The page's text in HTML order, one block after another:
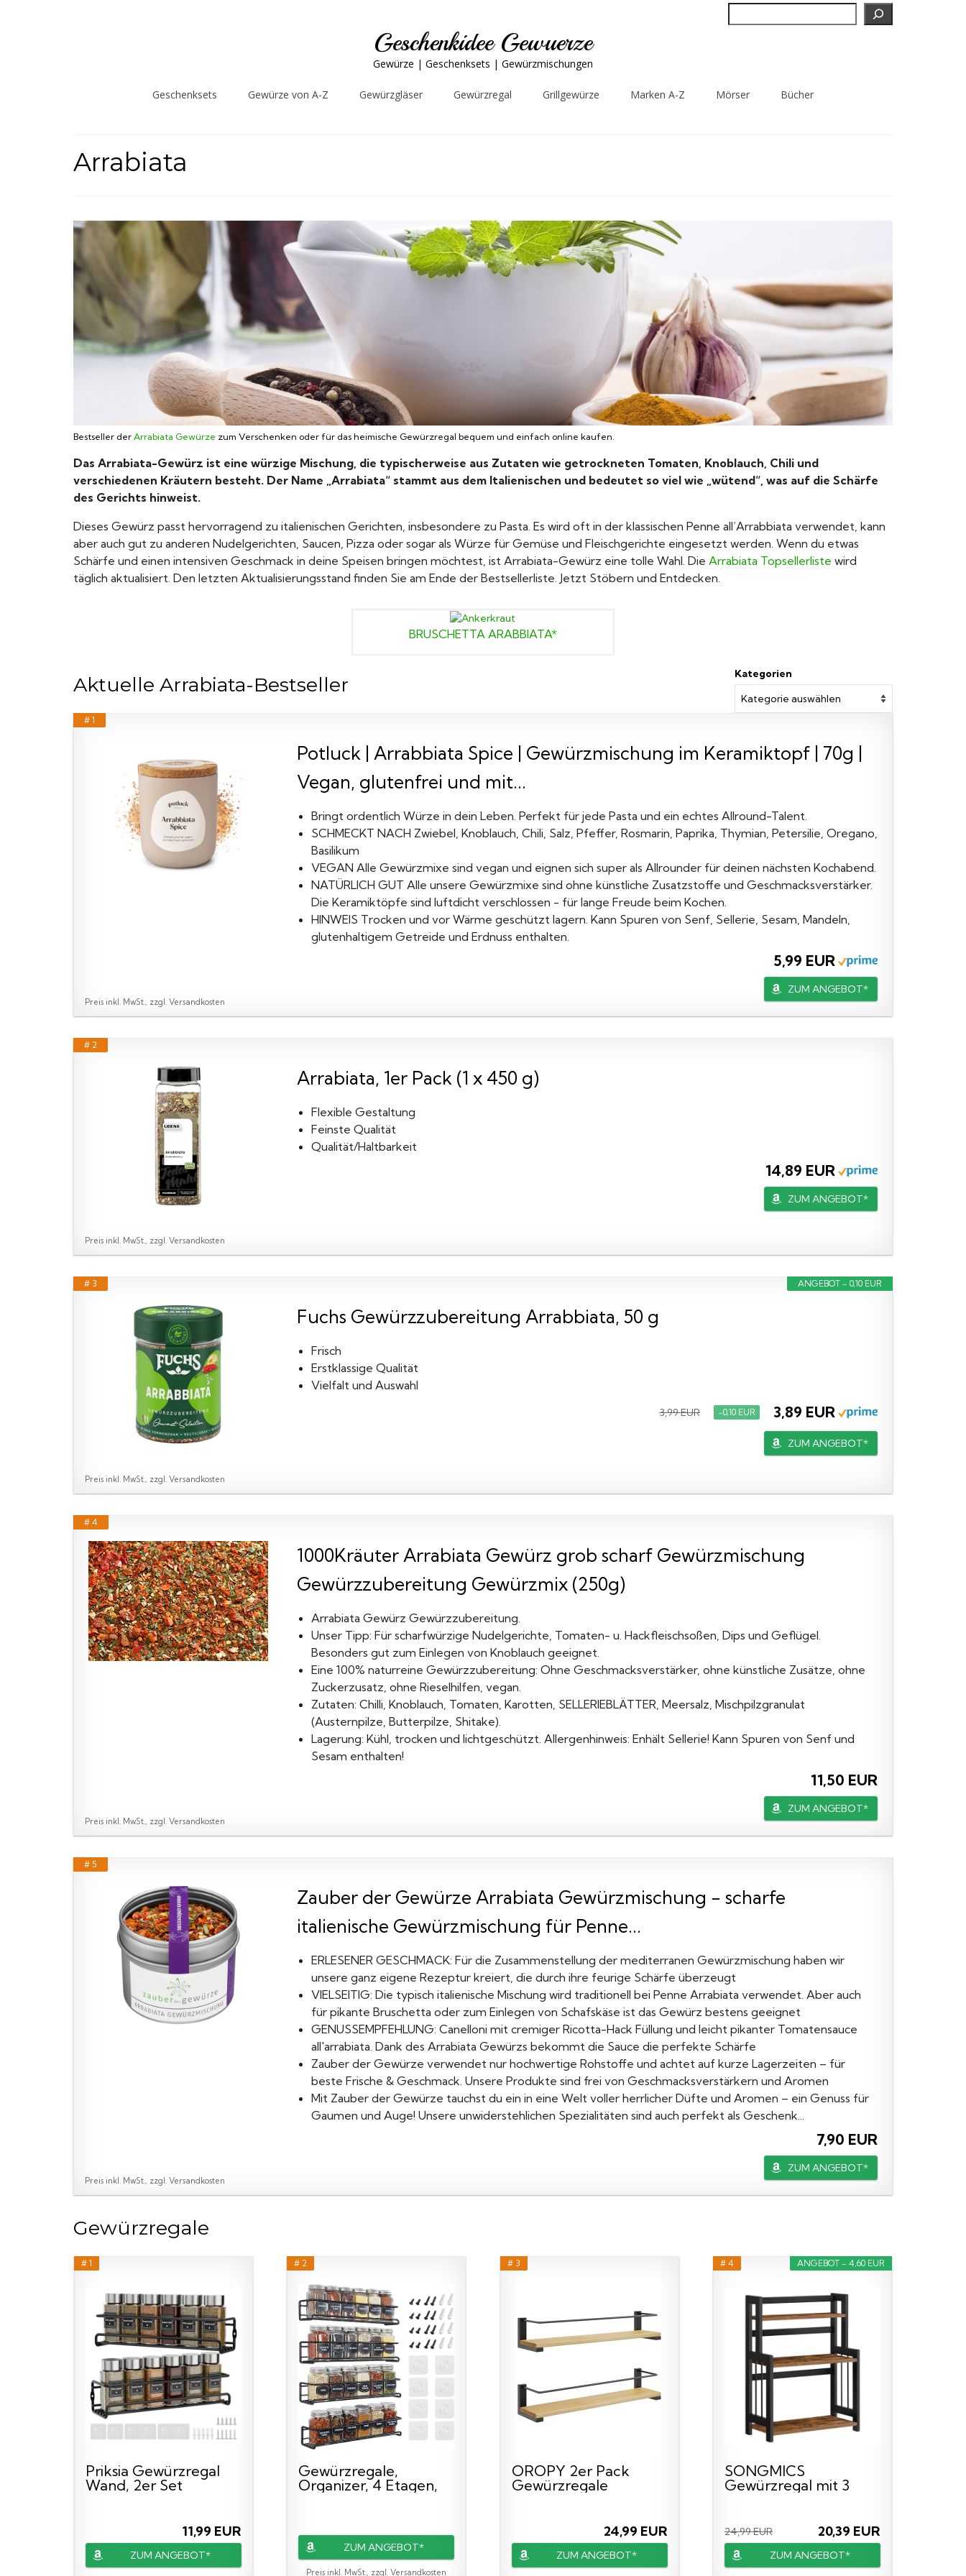
Geschenkidee Gewuerze
Gewürze | Geschenksets | Gewürzmischungen
Geschenksets Gewürze von A-Z Gewürzgläser Gewürzregal Grillgewürze Marken A-Z Mörser Bücher
Arrabiata
Bestseller der Arrabiata Gewürze zum Verschenken oder für das heimische Gewürzregal bequem und einfach online kaufen.
Das Arrabiata-Gewürz ist eine würzige Mischung, die typischerweise aus Zutaten wie getrockneten Tomaten, Knoblauch, Chili und
verschiedenen Kräutern besteht. Der Name „Arrabiata“ stammt aus dem Italienischen und bedeutet so viel wie „wütend“, was auf die Schärfe
des Gerichts hinweist.
Dieses Gewürz passt hervorragend zu italienischen Gerichten, insbesondere zu Pasta. Es wird oft in der klassischen Penne all’Arrabbiata verwendet, kann
aber auch gut zu anderen Nudelgerichten, Saucen, Pizza oder sogar als Würze für Gemüse und Fleischgerichte eingesetzt werden. Wenn du etwas
Schärfe und einen intensiven Geschmack in deine Speisen bringen möchtest, ist Arrabiata-Gewürz eine tolle Wahl. Die Arrabiata Topsellerliste wird
täglich aktualisiert. Den letzten Aktualisierungsstand finden Sie am Ende der Bestsellerliste. Jetzt Stöbern und Entdecken.
BRUSCHETTA ARABBIATA*
Kategorien
Aktuelle Arrabiata-Bestseller
# 1
Potluck | Arrabbiata Spice | Gewürzmischung im Keramiktopf | 70g |
Vegan, glutenfrei und mit...
Bringt ordentlich Würze in dein Leben. Perfekt für jede Pasta und ein echtes Allround-Talent.
SCHMECKT NACH Zwiebel, Knoblauch, Chili, Salz, Pfeffer, Rosmarin, Paprika, Thymian, Petersilie, Oregano,
Basilikum
VEGAN Alle Gewürzmixe sind vegan und eignen sich super als Allrounder für deinen nächsten Kochabend.
NATÜRLICH GUT Alle unsere Gewürzmixe sind ohne künstliche Zusatzstoffe und Geschmacksverstärker.
Die Keramiktöpfe sind luftdicht verschlossen - für lange Freude beim Kochen.
HINWEIS Trocken und vor Wärme geschützt lagern. Kann Spuren von Senf, Sellerie, Sesam, Mandeln,
glutenhaltigem Getreide und Erdnuss enthalten.
5,99 EUR
ZUM ANGEBOT*
Preis inkl. MwSt., zzgl. Versandkosten
# 2
Arrabiata, 1er Pack (1 x 450 g)
Flexible Gestaltung
Feinste Qualität
Qualität/Haltbarkeit
14,89 EUR
ZUM ANGEBOT*
Preis inkl. MwSt., zzgl. Versandkosten
ANGEBOT - 0,10 EUR
# 3
Fuchs Gewürzzubereitung Arrabbiata, 50 g
Frisch
Erstklassige Qualität
Vielfalt und Auswahl
3,99 EUR −0,10 EUR 3,89 EUR
ZUM ANGEBOT*
Preis inkl. MwSt., zzgl. Versandkosten
# 4
1000Kräuter Arrabiata Gewürz grob scharf Gewürzmischung
Gewürzzubereitung Gewürzmix (250g)
Arrabiata Gewürz Gewürzzubereitung.
Unser Tipp: Für scharfwürzige Nudelgerichte, Tomaten- u. Hackfleischsoßen, Dips und Geflügel.
Besonders gut zum Einlegen von Knoblauch geeignet.
Eine 100% naturreine Gewürzzubereitung: Ohne Geschmacksverstärker, ohne künstliche Zusätze, ohne
Zuckerzusatz, ohne Rieselhilfen, vegan.
Zutaten: Chilli, Knoblauch, Tomaten, Karotten, SELLERIEBLÄTTER, Meersalz, Mischpilzgranulat
(Austernpilze, Butterpilze, Shitake).
Lagerung: Kühl, trocken und lichtgeschützt. Allergenhinweis: Enhält Sellerie! Kann Spuren von Senf und
Sesam enthalten!
11,50 EUR
ZUM ANGEBOT*
Preis inkl. MwSt., zzgl. Versandkosten
# 5
Zauber der Gewürze Arrabiata Gewürzmischung - scharfe
italienische Gewürzmischung für Penne...
ERLESENER GESCHMACK: Für die Zusammenstellung der mediterranen Gewürzmischung haben wir
unsere ganz eigene Rezeptur kreiert, die durch ihre feurige Schärfe überzeugt
VIELSEITIG: Die typisch italienische Mischung wird traditionell bei Penne Arrabiata verwendet. Aber auch
für pikante Bruschetta oder zum Einlegen von Schafskäse ist das Gewürz bestens geeignet
GENUSSEMPFEHLUNG: Canelloni mit cremiger Ricotta-Hack Füllung und leicht pikanter Tomatensauce
all'arrabiata. Dank des Arrabiata Gewürzs bekommt die Sauce die perfekte Schärfe
Zauber der Gewürze verwendet nur hochwertige Rohstoffe und achtet auf kurze Lagerzeiten – für
beste Frische & Geschmack. Unsere Produkte sind frei von Geschmacksverstärkern und Aromen
Mit Zauber der Gewürze tauchst du ein in eine Welt voller herrlicher Düfte und Aromen – ein Genuss für
Gaumen und Auge! Unsere unwiderstehlichen Spezialitäten sind auch perfekt als Geschenk...
7,90 EUR
ZUM ANGEBOT*
Preis inkl. MwSt., zzgl. Versandkosten
Gewürzregale
# 1
Priksia Gewürzregal
Wand, 2er Set
11,99 EUR
ZUM ANGEBOT*
# 2
Gewürzregale,
Organizer, 4 Etagen,
ZUM ANGEBOT*
Preis inkl. MwSt., zzgl. Versandkosten
# 3
OROPY 2er Pack
Gewürzregale
24,99 EUR
ZUM ANGEBOT*
ANGEBOT - 4,60 EUR
# 4
SONGMICS
Gewürzregal mit 3
24,99 EUR 20,39 EUR
ZUM ANGEBOT*